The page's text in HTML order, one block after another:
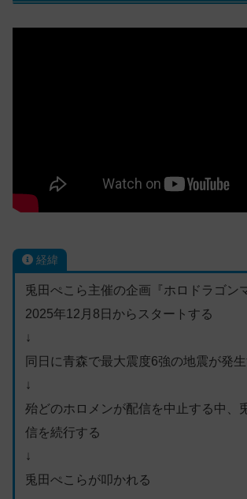
経緯
兎田ぺこら主催の企画『ホロドラゴン
2025年12月8日からスタートする
↓
同日に青森で最大震度6強の地震が発
↓
殆どのホロメンが配信を中止する中、
信を続行する
↓
兎田ぺこらが叩かれる